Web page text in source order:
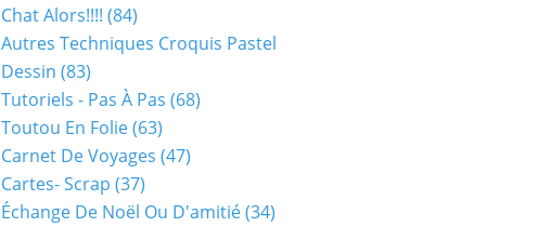
Chat Alors!!!! (84)
Autres Techniques Croquis Pastel
Dessin (83)
Tutoriels - Pas À Pas (68)
Toutou En Folie(63)
Carnet De Voyages (47)
Cartes- Scrap (37)
Échange De Noël Ou D'amitié(34)